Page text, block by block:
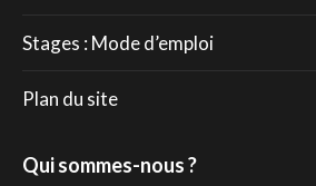
Stages : Mode d’emploi
Plan du site
Qui sommes-nous ?